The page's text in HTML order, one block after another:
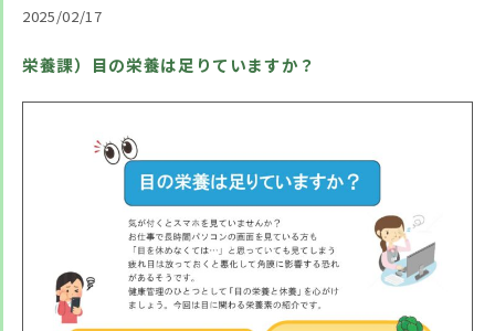
2025/02/17
栄養課）目の栄養は足りていますか？